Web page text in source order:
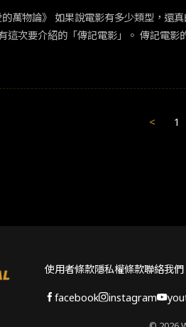
。《我推的孩子》以 Idol 為主題，結
平台搜尋觀賞。
▲圖片來源：imdb劇照《愛的萬物論》 如果說
鬼片、戰爭歷
< 1
使用者條款隱私權條款聯絡我們
facebook instagram